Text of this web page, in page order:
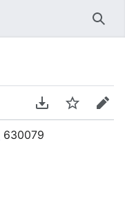
Скачать PDF
Следить
630079